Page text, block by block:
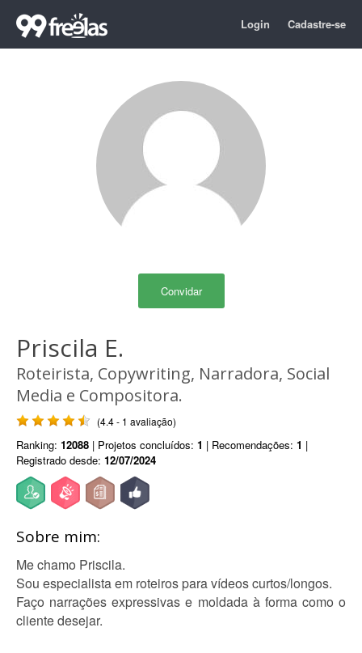
Login Cadastre-se
Convidar
Priscila E.
Roteirista, Copywriting, Narradora, Social
Media e Compositora.
(4.4 - 1 avaliação)
Ranking: 12088 | Projetos concluídos: 1 | Recomendações: 1 |
Registrado desde: 12/07/2024
Sobre mim:
Me chamo Priscila.
Sou especialista em roteiros para vídeos curtos/longos.
Faço narrações expressivas e moldada à forma como o
cliente desejar.